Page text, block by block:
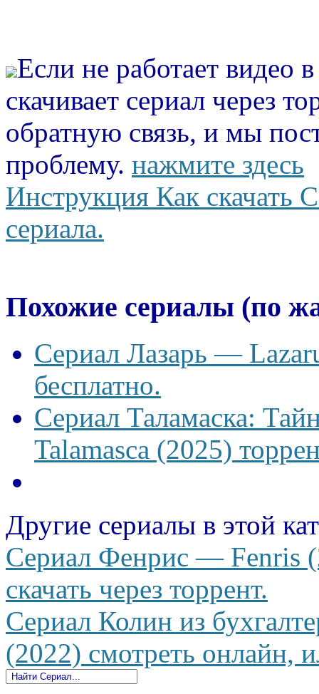
Если не работает видео
скачивает сериал через
обратную связь, и мы
проблему. нажмите здесь
Инструкция Как скачать
сериала.
Похожие сериалы (по
Сериал Лазарь —
бесплатно.
Сериал Таламаска:
Talamasca (2025)
Другие сериалы в этой
Сериал Фенрис — Fenris
скачать через торрент.
Сериал Колин из
(2022) смотреть онлайн,